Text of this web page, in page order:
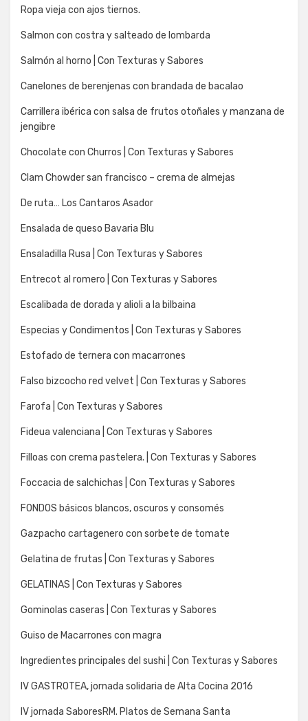
Ropa vieja con ajos tiernos.
Salmon con costra y salteado de lombarda
Salmón al horno | Con Texturas y Sabores
Canelones de berenjenas con brandada de bacalao
Carrillera ibérica con salsa de frutos otoñales y manzana de
jengibre
Chocolate con Churros | Con Texturas y Sabores
Clam Chowder san francisco – crema de almejas
De ruta… Los Cantaros Asador
Ensalada de queso Bavaria Blu
Ensaladilla Rusa | Con Texturas y Sabores
Entrecot al romero | Con Texturas y Sabores
Escalibada de dorada y alioli a la bilbaina
Especias y Condimentos | Con Texturas y Sabores
Estofado de ternera con macarrones
Falso bizcocho red velvet | Con Texturas y Sabores
Farofa | Con Texturas y Sabores
Fideua valenciana | Con Texturas y Sabores
Filloas con crema pastelera. | Con Texturas y Sabores
Foccacia de salchichas | Con Texturas y Sabores
FONDOS básicos blancos, oscuros y consomés
Gazpacho cartagenero con sorbete de tomate
Gelatina de frutas | Con Texturas y Sabores
GELATINAS | Con Texturas y Sabores
Gominolas caseras | Con Texturas y Sabores
Guiso de Macarrones con magra
Ingredientes principales del sushi | Con Texturas y Sabores
IV GASTROTEA, jornada solidaria de Alta Cocina 2016
IV jornada SaboresRM. Platos de Semana Santa